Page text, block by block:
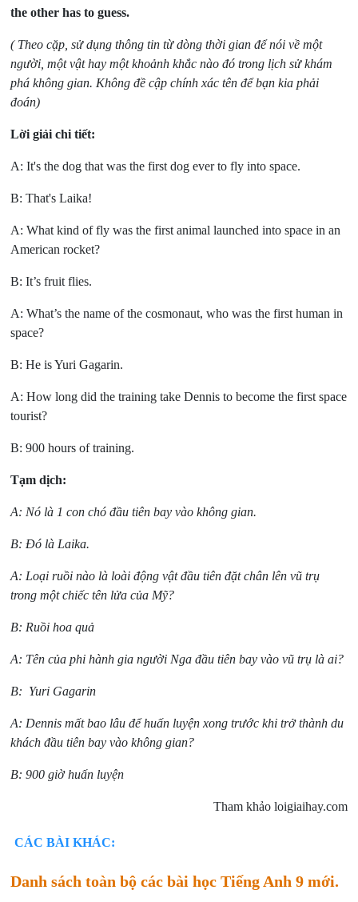
the other has to guess.
( Theo cặp, sử dụng thông tin từ dòng thời gian để nói về một
người, một vật hay một khoảnh khắc nào đó trong lịch sử khám
phá không gian. Không đề cập chính xác tên để bạn kia phải
đoán)
Lời giải chi tiết:
A: It's the dog that was the first dog ever to fly into space.
B: That's Laika!
A: What kind of fly was the first animal launched into space in an
American rocket?
B: It’s fruit flies.
A: What’s the name of the cosmonaut, who was the first human in
space?
B: He is Yuri Gagarin.
A: How long did the training take Dennis to become the first space
tourist?
B: 900 hours of training.
Tạm dịch:
A: Nó là 1 con chó đầu tiên bay vào không gian.
B: Đó là Laika.
A: Loại ruồi nào là loài động vật đầu tiên đặt chân lên vũ trụ
trong một chiếc tên lửa của Mỹ?
B: Ruồi hoa quả
A: Tên của phi hành gia người Nga đầu tiên bay vào vũ trụ là ai?
B: Yuri Gagarin
A: Dennis mất bao lâu để huấn luyện xong trước khi trở thành du
khách đầu tiên bay vào không gian?
B: 900 giờ huấn luyện
Tham khảo loigiaihay.com
CÁC BÀI KHÁC:
Danh sách toàn bộ các bài học Tiếng Anh 9 mới.